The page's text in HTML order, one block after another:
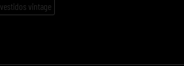
vestidos vintage